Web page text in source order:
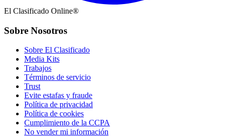
El Clasificado Online®
Sobre Nosotros
Sobre El Clasificado
Media Kits
Trabajos
Términos de servicio
Trust
Evite estafas y fraude
Política de privacidad
Política de cookies
Cumplimiento de la CCPA
No vender mi información